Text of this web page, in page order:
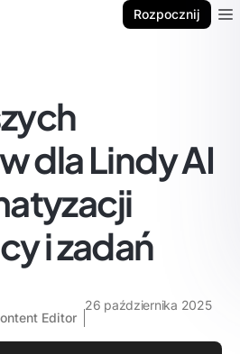
Rozpocznij
dla Lindy AI
i zadań
Editor
26 października 2025